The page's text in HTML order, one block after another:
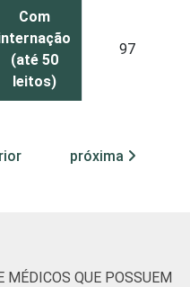
Com
(até 50
leitos)
97
internação
98
próxima
MÉDICOS QUE POSSUEM